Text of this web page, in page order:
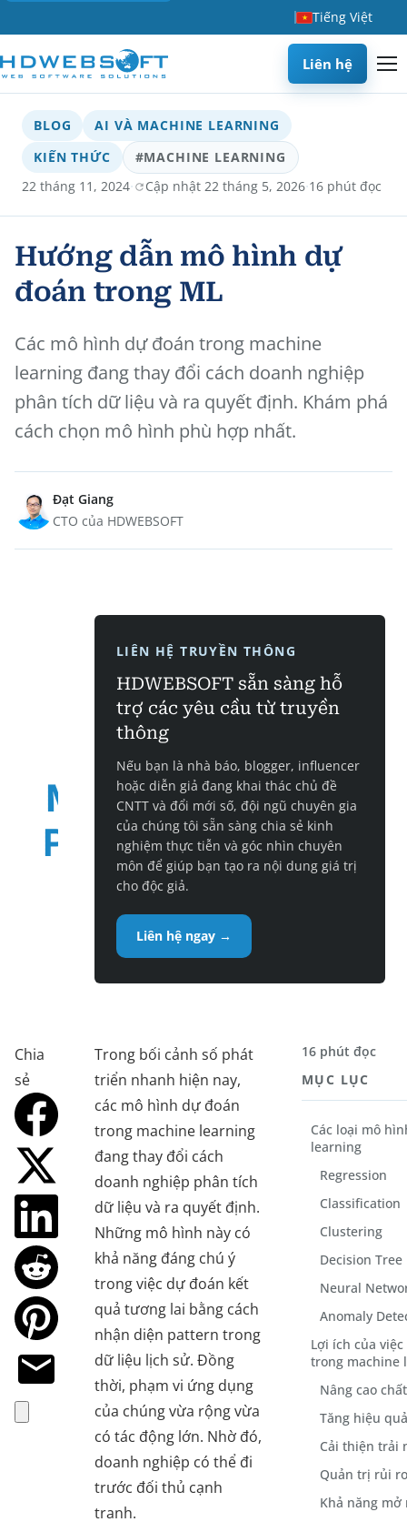
Tiếng Việt
Liên hệ
BLOG
AI VÀ MACHINE LEARNING
KIẾN THỨC
#MACHINE LEARNING
22 tháng 11, 2024· Cập nhật 22 tháng 5, 2026·16 phút đọc
Hướng dẫn mô hình dự
đoán trong ML
Các mô hình dự đoán trong machine
learning đang thay đổi cách doanh nghiệp
phân tích dữ liệu và ra quyết định. Khám phá
cách chọn mô hình phù hợp nhất.
Đạt Giang
CTO của HDWEBSOFT
LIÊN HỆ TRUYỀN THÔNG
HDWEBSOFT sẵn sàng hỗ
trợ các yêu cầu từ truyền
thông
Nếu bạn là nhà báo, blogger, influencer
hoặc diễn giả đang khai thác chủ đề
CNTT và đổi mới số, đội ngũ chuyên gia
của chúng tôi sẵn sàng chia sẻ kinh
nghiệm thực tiễn và góc nhìn chuyên
môn để giúp bạn tạo ra nội dung giá trị
cho độc giả.
Liên hệ ngay →
Chia
sẻ
Trong bối cảnh số phát
triển nhanh hiện nay,
các mô hình dự đoán
trong machine learning
đang thay đổi cách
doanh nghiệp phân tích
dữ liệu và ra quyết định.
Những mô hình này có
khả năng đáng chú ý
trong việc dự đoán kết
quả tương lai bằng cách
nhận diện pattern trong
dữ liệu lịch sử. Đồng
thời, phạm vi ứng dụng
của chúng vừa rộng vừa
có tác động lớn. Nhờ đó,
doanh nghiệp có thể đi
trước đối thủ cạnh
tranh.
16 phút đọc
MỤC LỤC
Các loại mô
learning
Regression
Classification
Clustering
Decision Tree
Neural
Anomaly
Lợi ích của
trong machine
Nâng cao
Tăng hiệu
Cải thiện trải
Quản trị rủi
Khả năng